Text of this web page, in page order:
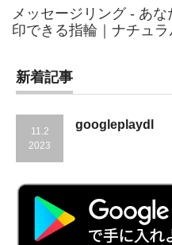
新着記事
11.2
2023
googleplaydl